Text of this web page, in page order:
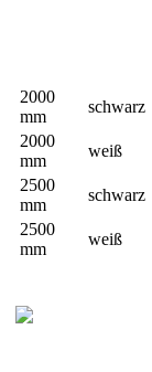
2000
mm
schwarz
2000
mm
weiß
2500
mm
schwarz
2500
mm
weiß